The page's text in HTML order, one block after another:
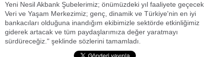
Yeni Nesil Akbank Şubelerimiz; önümüzdeki yıl faaliyete geçecek
Veri ve Yaşam Merkezimiz; genç, dinamik ve Türkiye'nin en iyi
bankacıları olduğuna inandığım ekibimizle sektörde etkinliğimiz
giderek artacak ve tüm paydaşlarımıza değer yaratmayı
sürdüreceğiz." şeklinde sözlerini tamamladı.